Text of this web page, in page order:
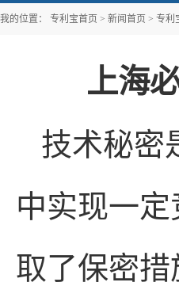
我的位置： 专利宝首页 > 新闻首页 > 专利
上海
技术秘密
中实现一
取了保密